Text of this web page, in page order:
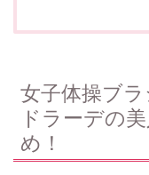
女子体操ブ
ドラーデの
め！